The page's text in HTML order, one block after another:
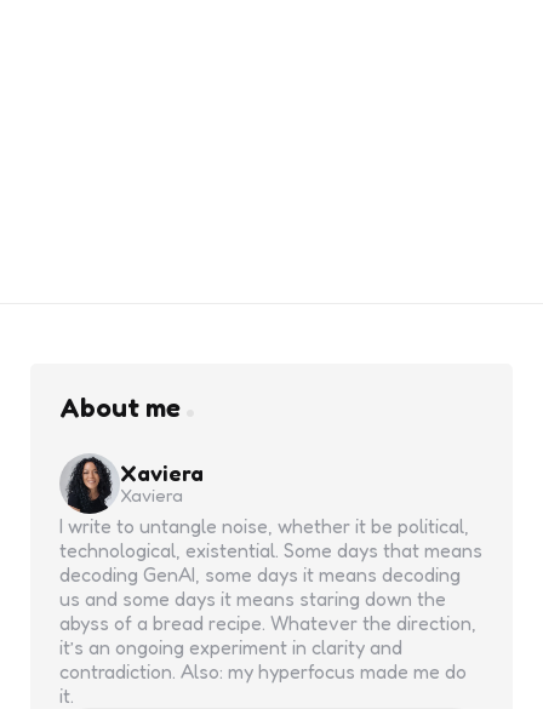
About me
Xaviera
Xaviera
I write to untangle noise, whether it be political,
technological, existential. Some days that means
decoding GenAI, some days it means decoding
us and some days it means staring down the
abyss of a bread recipe. Whatever the direction,
it’s an ongoing experiment in clarity and
contradiction. Also: my hyperfocus made me do
it.